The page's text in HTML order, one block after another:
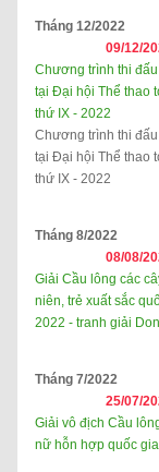
Tháng 12/2022
09/12/
Chương trình thi
tại Đại hội Thể thao
thứ IX - 2022
Chương trình thi
tại Đại hội Thể thao
thứ IX - 2022
Tháng 8/2022
08/08/
Giải Cầu lông các
niên, trẻ xuất sắc
2022 - tranh giải
Tháng 7/2022
25/07/
Giải vô địch Cầu
nữ hỗn hợp quốc